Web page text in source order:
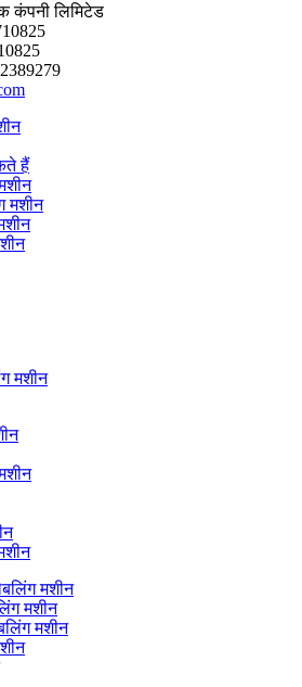
कंपनी लिमिटेड
हैं
मशीन
मशीन
मशीन
मशीन
मशीन